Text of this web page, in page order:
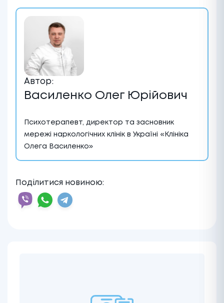
Автор:
Василенко Олег Юрійович
Психотерапевт, директор та засновник
мережі наркологічних клінік в Україні «Клініка
Олега Василенко»
Поділитися новиною: